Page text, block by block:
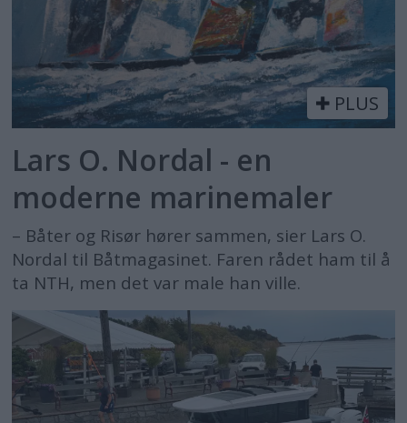
PLUS
Lars O. Nordal - en
moderne marinemaler
– Båter og Risør hører sammen, sier Lars O.
Nordal til Båtmagasinet. Faren rådet ham til å
ta NTH, men det var male han ville.